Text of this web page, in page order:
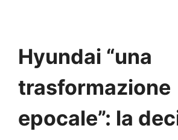
Hyundai “una
trasformazione
epocale”: la